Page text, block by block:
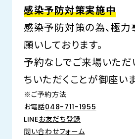
感染予防対策実施中
感染予防対策の為、極
願いしております。
予約なしでご来場いただ
ちいただくことが御座いま
※ご予約方法
お電話048-711-1955
LINEお友だち登録
問い合わせフォーム